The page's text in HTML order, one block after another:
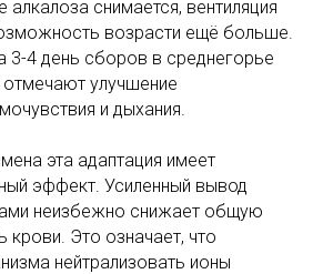
алкалоза снимается, вентиляция
возрасти ещё больше.
3-4 день сборов в среднегорье
улучшение
и дыхания.
эта адаптация имеет
эффект. Усиленный вывод
неизбежно снижает общую
Это означает, что
нейтрализовать ионы